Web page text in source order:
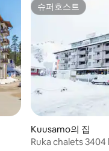
슈퍼호스트
슈퍼호스트
Kuusamo의 집
Ruka chalets